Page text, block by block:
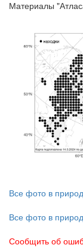
Материалы
Все фото в
Все фото в
Сообщить об